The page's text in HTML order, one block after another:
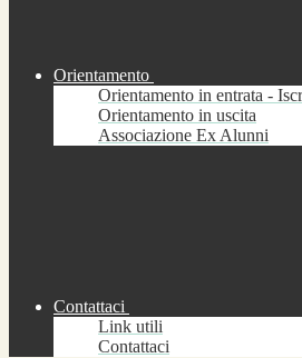
Orientamento
Orientamento in entrata -
Orientamento in uscita
Associazione Ex Alunni
Contattaci
Link utili
Contattaci